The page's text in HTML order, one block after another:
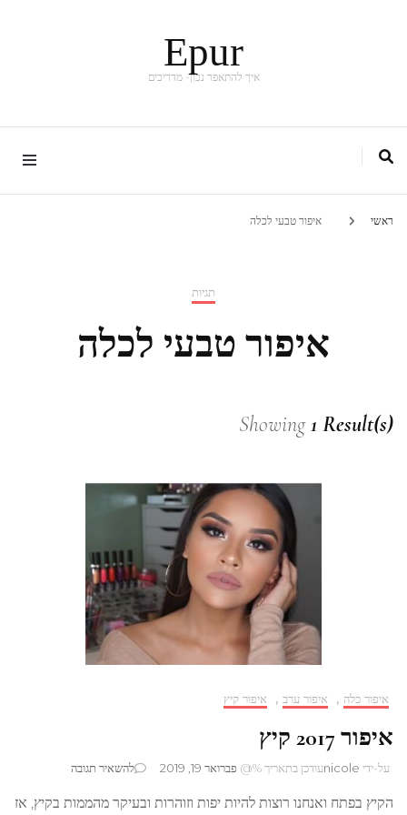
Epur
איך להתאפר נכון- מדריכים
ראשי איפור טבעי לכלה
תגיות
איפור טבעי לכלה
Showing1 Result(s)
איפור כלה , איפור ערב , איפור קיץ
איפור 2017 קיץ
על-ידי nicoleעודכן בתאריך %@ פברואר 19, 2019 להשאיר תגובהבנושא
2017
הקיץ בפתח ואנחנו רוצות להיות יפות וזוהרות ובעיקר מהממות בקיץ, אז